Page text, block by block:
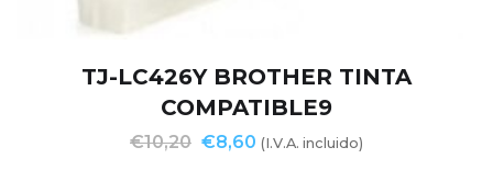
TJ-LC426Y BROTHER TINTA
COMPATIBLE9
€10,20 €8,60 (I.V.A. incluido)